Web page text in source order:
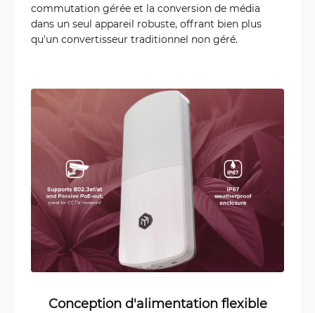
commutation gérée et la conversion de média
dans un seul appareil robuste, offrant bien plus
qu'un convertisseur traditionnel non géré.
Conception d'alimentation flexible